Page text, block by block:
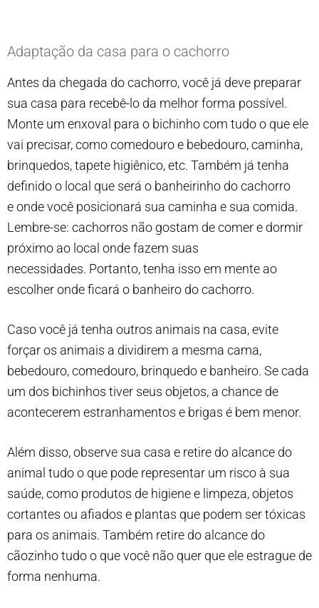
Adaptação da casa para o cachorro
Antes da chegada do cachorro, você já deve preparar
sua casa para recebê-lo da melhor forma possível.
Monte um enxoval para o bichinho com tudo o que ele
vai precisar, como comedouro e bebedouro, caminha,
brinquedos, tapete higiênico, etc. Também já tenha
definido o local que será o banheirinho do cachorro
e onde você posicionará sua caminha e sua comida.
Lembre-se: cachorros não gostam de comer e dormir
próximo ao local onde fazem suas
necessidades. Portanto, tenha isso em mente ao
escolher onde ficará o banheiro do cachorro.
Caso você já tenha outros animais na casa, evite
forçar os animais a dividirem a mesma cama,
bebedouro, comedouro, brinquedo e banheiro. Se cada
um dos bichinhos tiver seus objetos, a chance de
acontecerem estranhamentos e brigas é bem menor.
Além disso, observe sua casa e retire do alcance do
animal tudo o que pode representar um risco à sua
saúde, como produtos de higiene e limpeza, objetos
cortantes ou afiados e plantas que podem ser tóxicas
para os animais. Também retire do alcance do
cãozinho tudo o que você não quer que ele estrague de
forma nenhuma.